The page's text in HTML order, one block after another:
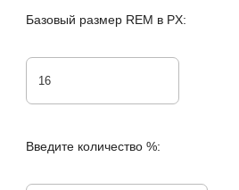
Базовый размер REM в PX:
Введите количество %: